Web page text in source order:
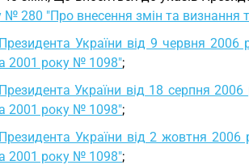
№ 280 "Про внесення змін та визнання
України від 9 червня
2001 року № 1098";
України від 18 серпня
2001 року № 1098";
України від 2 жовтня
2001 року № 1098";